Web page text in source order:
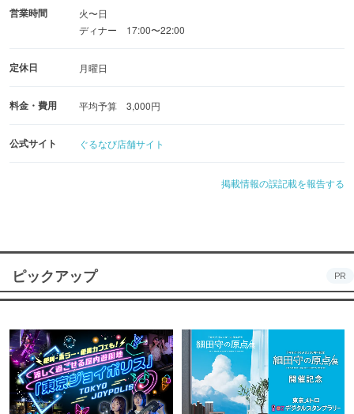
営業時間
火〜日
ディナー 17:00〜22:00
定休日 月曜日
料金・費用 平均予算 3,000円
公式サイト ぐるなび店舗サイト
掲載情報の誤記載を報告する
ピックアップ PR